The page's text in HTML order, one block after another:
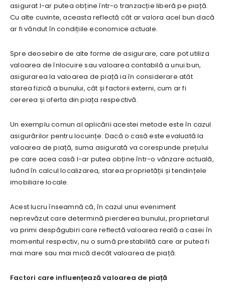
asigurat l-ar putea obține într-o tranzacție liberă pe piață.
Cu alte cuvinte, aceasta reflectă cât ar valora acel bun dacă
ar fi vândut în condițiile economice actuale.
Spre deosebire de alte forme de asigurare, care pot utiliza
valoarea de înlocuire sau valoarea contabilă a unui bun,
asigurarea la valoarea de piață ia în considerare atât
starea fizică a bunului, cât și factorii externi, cum ar fi
cererea și oferta din piața respectivă.
Un exemplu comun al aplicării acestei metode este în cazul
asigurărilor pentru locuințe. Dacă o casă este evaluată la
valoarea de piață, suma asigurată va corespunde prețului
pe care acea casă l-ar putea obține într-o vânzare actuală,
luând în calcul localizarea, starea proprietății și tendințele
imobiliare locale.
Acest lucru înseamnă că, în cazul unui eveniment
neprevăzut care determină pierderea bunului, proprietarul
va primi despăgubiri care reflectă valoarea reală a casei în
momentul respectiv, nu o sumă prestabilită care ar putea fi
mai mare sau mai mică decât valoarea de piață.
Factori care influențează valoarea de piață